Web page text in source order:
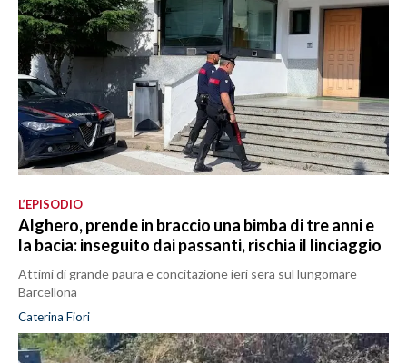
L’EPISODIO
Alghero, prende in braccio una bimba di tre anni e
la bacia: inseguito dai passanti, rischia il linciaggio
Attimi di grande paura e concitazione ieri sera sul lungomare
Barcellona
Caterina Fiori